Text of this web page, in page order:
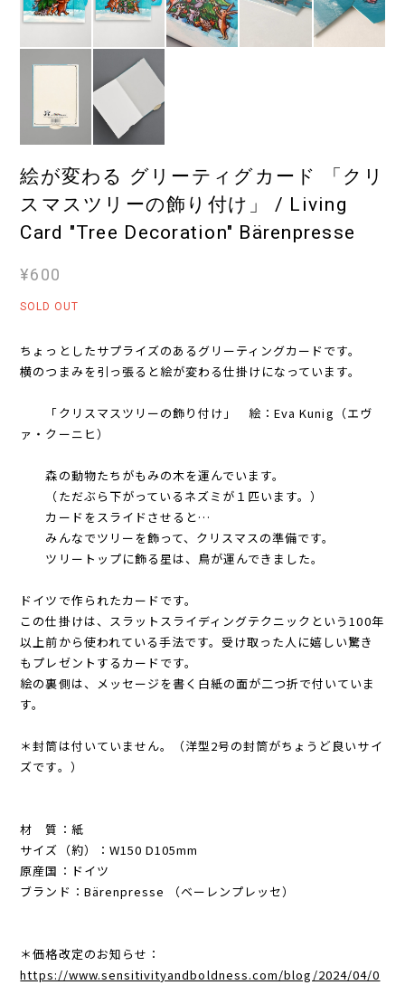
絵が変わる グリーティグカード 「クリ
スマスツリーの飾り付け」 / Living
Card "Tree Decoration" Bärenpresse
¥600
SOLD OUT
ちょっとしたサプライズのあるグリーティングカードです。
横のつまみを引っ張ると絵が変わる仕掛けになっています。
「クリスマスツリーの飾り付け」 絵：Eva Kunig（エヴ
ァ・クーニヒ）
森の動物たちがもみの木を運んでいます。
（ただぶら下がっているネズミが１匹います。）
カードをスライドさせると…
みんなでツリーを飾って、クリスマスの準備です。
ツリートップに飾る星は、鳥が運んできました。
ドイツで作られたカードです。
この仕掛けは、スラットスライディングテクニックという100年
以上前から使われている手法です。受け取った人に嬉しい驚き
もプレゼントするカードです。
絵の裏側は、メッセージを書く白紙の面が二つ折で付いていま
す。
＊封筒は付いていません。（洋型2号の封筒がちょうど良いサイ
ズです。）
材 質：紙
サイズ（約）：W150 D105mm
原産国：ドイツ
ブランド：Bärenpresse （ベーレンプレッセ）
＊価格改定のお知らせ：
https://www.sensitivityandboldness.com/blog/2024/04/0